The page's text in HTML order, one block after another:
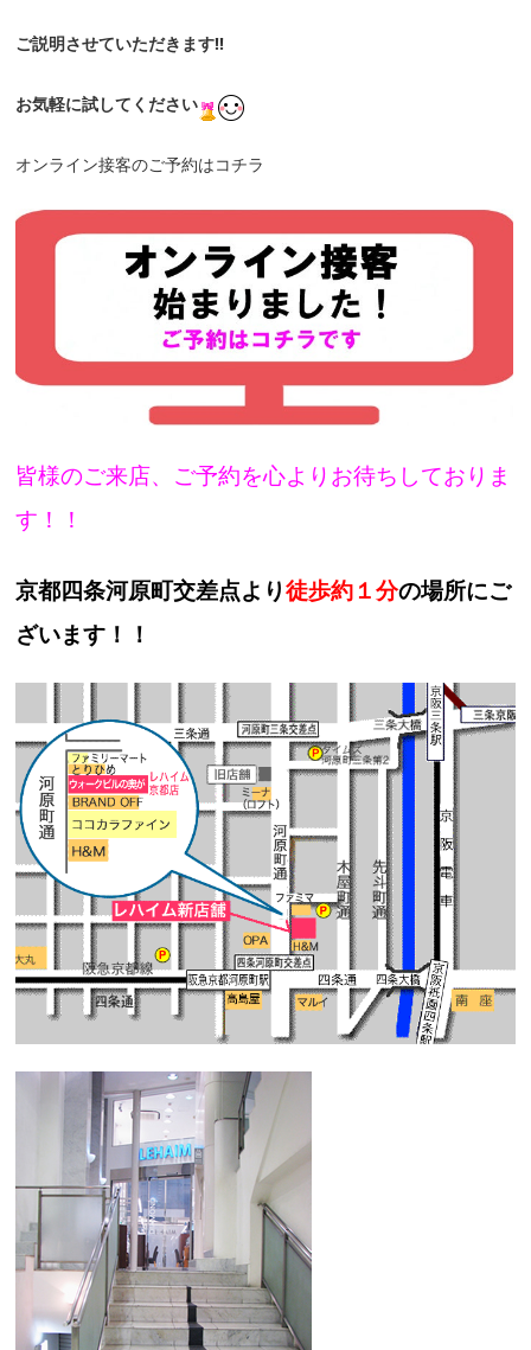
ご説明させていただきます!!
お気軽に試してください
オンライン接客のご予約はコチラ
皆様のご来店、ご予約を心よりお待ちしておりま
す！！
京都四条河原町交差点より徒歩約１分の場所にご
ざいます！！